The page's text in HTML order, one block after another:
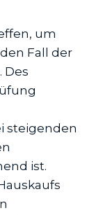
um
Fall der
Des
steigenden
ist.